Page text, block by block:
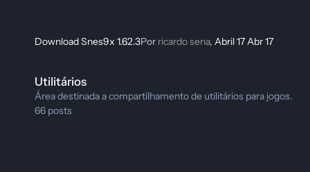
Download Snes9x 1.62.3Por ricardo sena,Abril 17Abr 17
Utilitários
Área destinada a compartilhamento de utilitários para jogos.
66 posts